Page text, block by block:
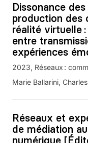
Dissonance
production des
réalité virtuelle
entre
expériences
2023 Réseaux :
Marie Ballarini,
Réseaux et
de médiation
numérique